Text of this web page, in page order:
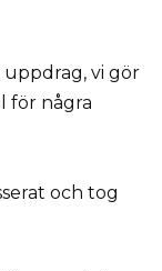
vi gör
för några
och tog